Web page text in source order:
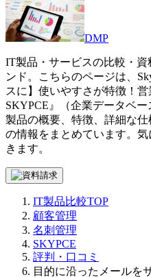
DMP
IT製品・サービスの比較・
ンド。こちらのページは、
スに】使いやすさが特徴！
SKYPCE』（企業データベー
製品の概要、特徴、詳細な
の情報をまとめています。
きます。
IT製品比較TOP
顧客管理
名刺管理
SKYPCE
評判・口コミ
目的に沿ったメールを